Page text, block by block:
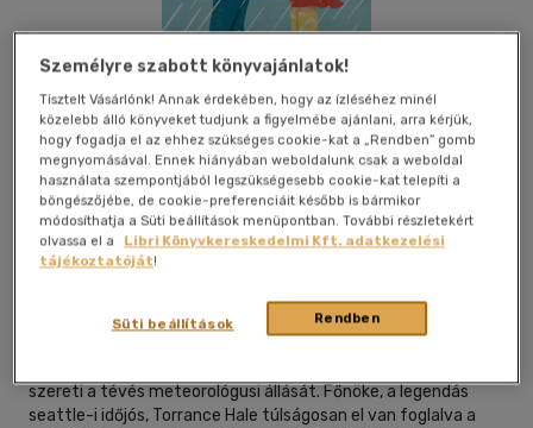
Kívánságlistához adom
szereti a tévés meteorológusi állását. Főnöke, a legendás
seattle-i időjós, Torrance Hale túlságosan el van foglalva a
Személyre szabott könyvajánlatok!
Tisztelt Vásárlónk! Annak érdekében, hogy az ízléséhez minél
közelebb álló könyveket tudjunk a figyelmébe ajánlani, arra kérjük,
hogy fogadja el az ehhez szükséges cookie-kat a „Rendben” gomb
megnyomásával. Ennek hiányában weboldalunk csak a weboldal
használata szempontjából legszükségesebb cookie-kat telepíti a
böngészőjébe, de cookie-preferenciáit később is bármikor
módosíthatja a Süti beállítások menüpontban. További részletekért
olvassa el a
Libri Könyvkereskedelmi Kft. adatkezelési
tájékoztatóját!
Rendben
Süti beállítások